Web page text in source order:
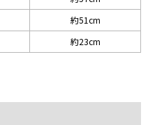
約51cm
約23cm